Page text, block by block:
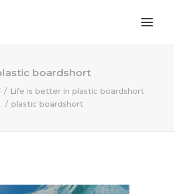
boardshort
Life is better in plastic boardshort
plastic boardshort